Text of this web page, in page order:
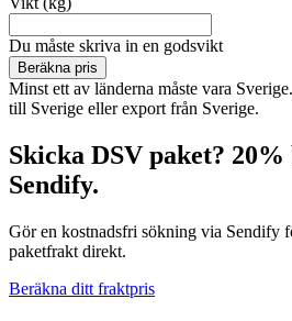
Du måste skriva in en godsvikt
Beräkna pris
Minst ett av länderna måste vara
till Sverige eller export från Sverige.
Skicka DSV paket?
Sendify.
Gör en kostnadsfri sökning via Sendify
paketfrakt direkt.
Beräkna ditt fraktpris